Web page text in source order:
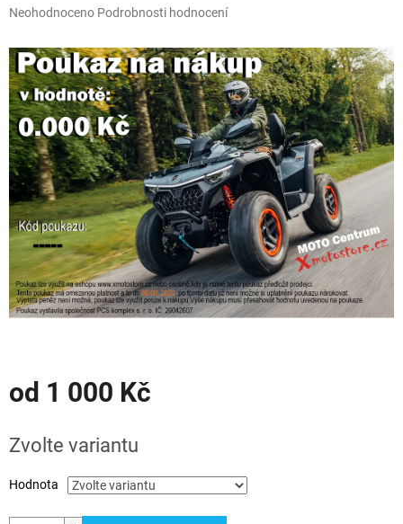
Průměrné
produktu
je
0,0
z
5
hvězdiček.
Neohodnoceno Podrobnosti hodnocení
od 1 000 Kč
cena:
Zvolte variantu
Hodnota